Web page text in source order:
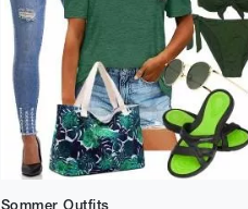
Sommer Outfits